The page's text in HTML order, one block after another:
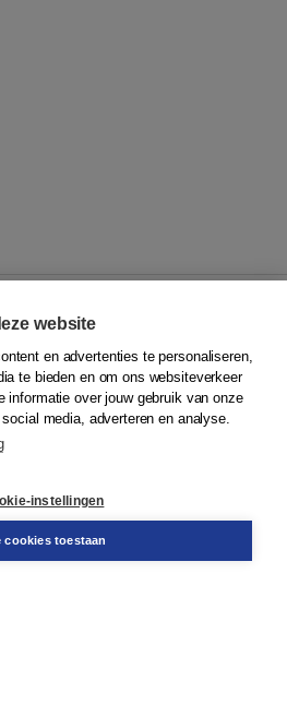
website
en advertenties te personaliseren,
te bieden en om ons websiteverkeer
informatie over jouw gebruik van onze
media, adverteren en analyse.
instellingen
cookies toestaan